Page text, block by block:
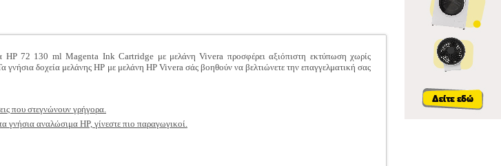
HP 72 130 ml Magenta Ink Cartridge με μελάνη Vivera προσφέρει αξιόπιστη εκτύπωση χωρίς
δοχεία μελάνης HP με μελάνη HP Vivera σάς βοηθούν να βελτιώνετε την επαγγελματική σας
που στεγνώνουν γρήγορα.
αναλώσιμα HP, γίνεστε πιο παραγωγικοί.